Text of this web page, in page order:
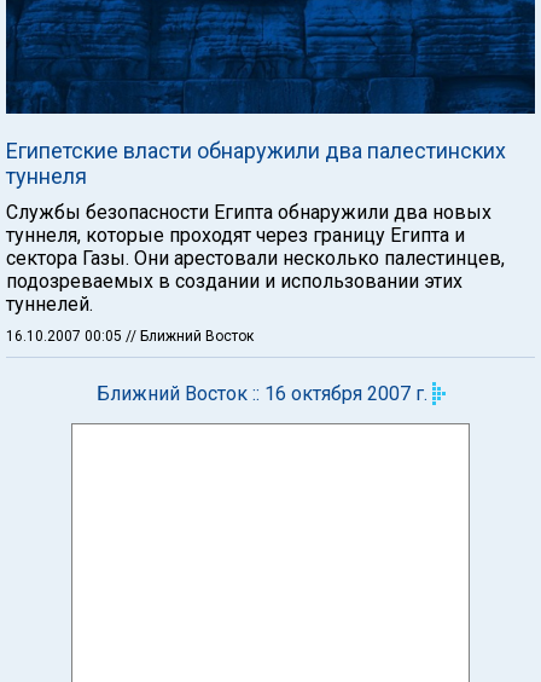
Египетские власти обнаружили два палестинских
туннеля
Службы безопасности Египта обнаружили два новых
туннеля, которые проходят через границу Египта и
сектора Газы. Они арестовали несколько палестинцев,
подозреваемых в создании и использовании этих
туннелей.
16.10.2007 00:05 // Ближний Восток
Ближний Восток :: 16 октября 2007 г.